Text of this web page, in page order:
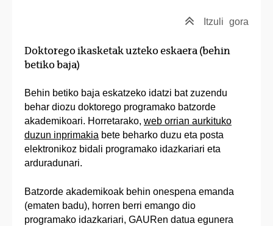
Itzuli gora
Doktorego ikasketak uzteko eskaera (behin
betiko baja)
Behin betiko baja eskatzeko idatzi bat zuzendu
behar diozu doktorego programako batzorde
akademikoari. Horretarako, web orrian aurkituko
duzun inprimakia bete beharko duzu eta posta
elektronikoz bidali programako idazkariari eta
arduradunari.
Batzorde akademikoak behin onespena emanda
(ematen badu), horren berri emango dio
programako idazkariari, GAURen datua egunera